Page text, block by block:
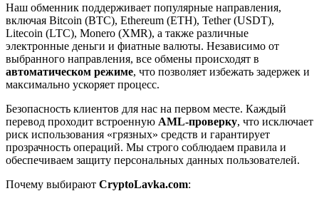
Наш обменник поддерживает популярные направления,
включая Bitcoin (BTC), Ethereum (ETH), Tether (USDT),
Litecoin (LTC), Monero (XMR), а также различные
электронные деньги и фиатные валюты. Независимо от
выбранного направления, все обмены происходят в
автоматическом режиме, что позволяет избежать задержек и
максимально ускоряет процесс.
Безопасность клиентов для нас на первом месте. Каждый
перевод проходит встроенную AML-проверку, что исключает
риск использования «грязных» средств и гарантирует
прозрачность операций. Мы строго соблюдаем правила и
обеспечиваем защиту персональных данных пользователей.
Почему выбирают CryptoLavka.com: